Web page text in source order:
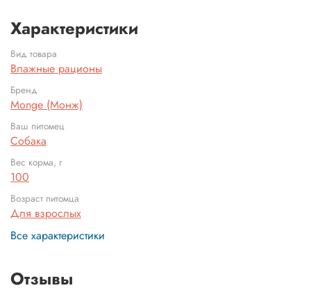
Характеристики
Вид товара
Влажные рационы
Бренд
Monge (Монж)
Ваш питомец
Собака
Вес корма, г
100
Возраст питомца
Для взрослых
Все характеристики
Отзывы